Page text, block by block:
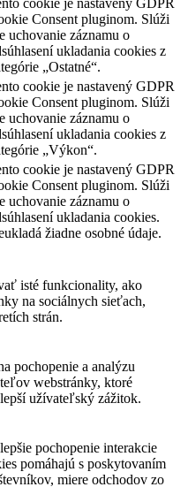
cookie je nastavený GDPR
Consent pluginom. Slúži
uchovanie záznamu o
ukladania cookies z
„Ostatné“.
cookie je nastavený GDPR
Consent pluginom. Slúži
uchovanie záznamu o
ukladania cookies z
„Výkon“.
cookie je nastavený GDPR
Consent pluginom. Slúži
uchovanie záznamu o
ukladania cookies.
žiadne osobné údaje.
isté funkcionality, ako
na sociálnych sieťach,
strán.
pochopenie a analýzu
webstránky, ktoré
užívateľský zážitok.
pochopenie interakcie
pomáhajú s poskytovaním
miere odchodov zo